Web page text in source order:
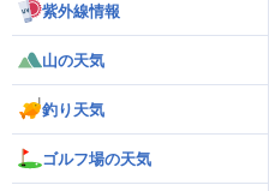
紫外線情報
山の天気
釣り天気
ゴルフ場の天気